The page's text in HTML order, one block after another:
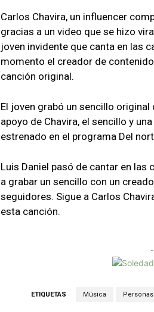
Carlos Chavira, un influencer
gracias a un video que se hizo
joven invidente que canta en las
momento el creador de
canción original.
El joven grabó un sencillo
apoyo de Chavira, el sencillo y
estrenado en el programa Del
Luis Daniel pasó de cantar en
a grabar un sencillo con un
seguidores. Sigue a Carlos
esta canción.
-
ETIQUETAS Música